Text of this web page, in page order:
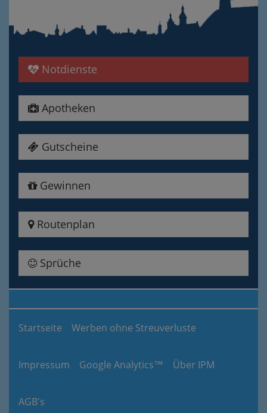
Notdienste
Apotheken
Gutscheine
Gewinnen
Routenplan
Sprüche
Startseite Werben ohne Streuverluste
Impressum Google Analytics™ Über IPM
AGB's